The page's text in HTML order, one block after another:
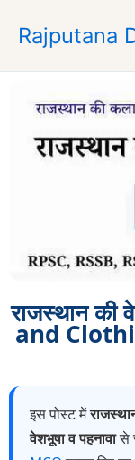
p
Rajputana
राजस्थान की
and
इस पोस्ट में
वेशभूषा व पहनावासे